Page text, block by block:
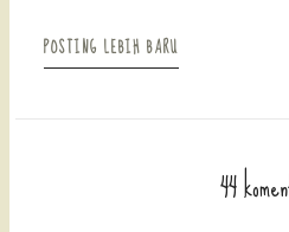
POSTING LEBIH BARU
44